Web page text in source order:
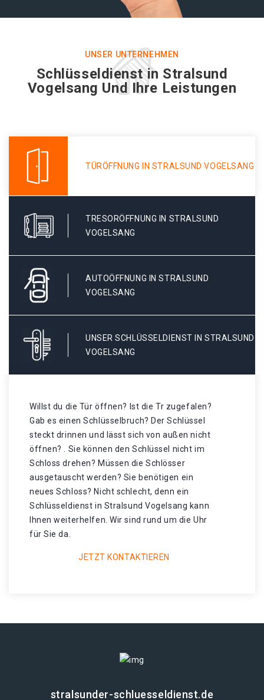
UNSER UNTERNEHMEN
Schlüsseldienst in Stralsund
Vogelsang Und Ihre Leistungen
TÜRÖFFNUNG IN STRALSUND VOGELSANG
TRESORÖFFNUNG IN STRALSUND
VOGELSANG
AUTOÖFFNUNG IN STRALSUND
VOGELSANG
UNSER SCHLÜSSELDIENST IN STRALSUND
VOGELSANG
Willst du die Tür öffnen? Ist die Tr zugefalen?
Gab es einen Schlüsselbruch? Der Schlüssel
steckt drinnen und lässt sich von außen nicht
öffnen? . Sie können den Schlüssel nicht im
Schloss drehen? Müssen die Schlösser
ausgetauscht werden? Sie benötigen ein
neues Schloss? Nicht schlecht, denn ein
Schlüsseldienst in Stralsund Vogelsang kann
Ihnen weiterhelfen. Wir sind rund um die Uhr
für Sie da.
JETZT KONTAKTIEREN
stralsunder-schluesseldienst.de